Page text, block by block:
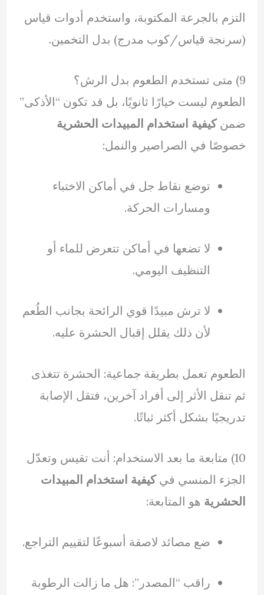
التزم بالجرعة المكتوبة، واستخدم أدوات قياس
(سرنجة قياس/كوب مدرج) بدل التخمين.
9) متى تستخدم الطعوم بدل الرش؟
الطعوم ليست خيارًا ثانويًا، بل قد تكون “الأذكى”
ضمنكيفية استخدام المبيدات الحشرية
خصوصًا في الصراصير والنمل:
توضع نقاط جل في أماكن الاختباء
ومسارات الحركة.
لا تضعها في أماكن تتعرض للماء أو
التنظيف اليومي.
لا ترش مبيدًا قوي الرائحة بجانب الطُعم
لأن ذلك يقلل إقبال الحشرة عليه.
الطعوم تعمل بطريقة جماعية: الحشرة تتغذى
ثم تنقل الأثر إلى أفراد آخرين، فتقل الإصابة
تدريجيًا بشكل أكثر ثباتًا.
10) متابعة ما بعد الاستخدام: أنت تقيس وتعدّل
الجزء المنسي فيكيفية استخدام المبيدات
الحشرية هو المتابعة:
ضع مصائد لاصقة أسبوعًا لتقييم التراجع.
راقب “المصدر”: هل ما زالت الرطوبة